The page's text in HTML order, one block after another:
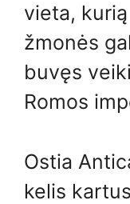
vieta,
žmonės
buvęs
Romos
Ostia
kelis